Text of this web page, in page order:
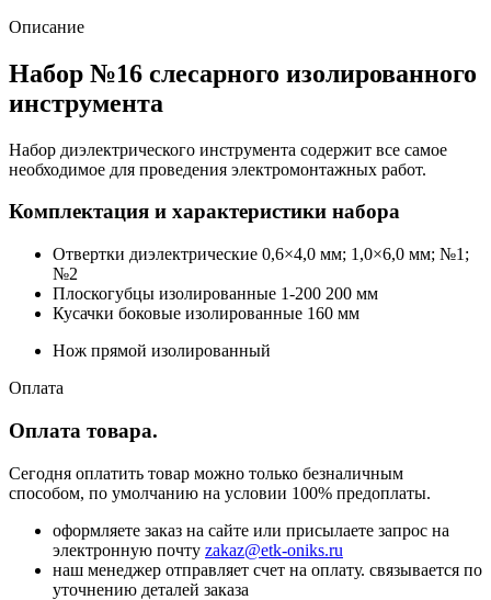
Описание
Набор №16 слесарного изолированного
инструмента
Набор диэлектрического инструмента содержит все самое
необходимое для проведения электромонтажных работ.
Комплектация и характеристики набора
Отвертки диэлектрические 0,6×4,0 мм; 1,0×6,0 мм; №1;
№2
Плоскогубцы изолированные 1-200 200 мм
Кусачки боковые изолированные 160 мм
Нож прямой изолированный
Оплата
Оплата товара.
Сегодня оплатить товар можно только безналичным
способом, по умолчанию на условии 100% предоплаты.
оформляете заказ на сайте или присылаете запрос на
электронную почту zakaz@etk-oniks.ru
наш менеджер отправляет счет на оплату. связывается по
уточнению деталей заказа